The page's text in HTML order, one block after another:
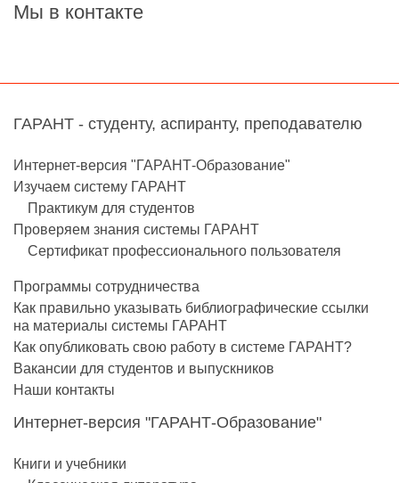
Мы в контакте
ГАРАНТ - студенту, аспиранту, преподавателю
Интернет-версия "ГАРАНТ-Образование"
Изучаем систему ГАРАНТ
Практикум для студентов
Проверяем знания системы ГАРАНТ
Сертификат профессионального пользователя
Программы сотрудничества
Как правильно указывать библиографические ссылки
на материалы системы ГАРАНТ
Как опубликовать свою работу в системе ГАРАНТ?
Вакансии для студентов и выпускников
Наши контакты
Интернет-версия "ГАРАНТ-Образование"
Книги и учебники